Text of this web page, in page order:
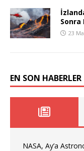
23
EN SON HABERLER
NASA, Ay’a